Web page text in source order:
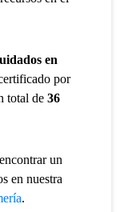
en
por
total de36
un
en nuestra
.